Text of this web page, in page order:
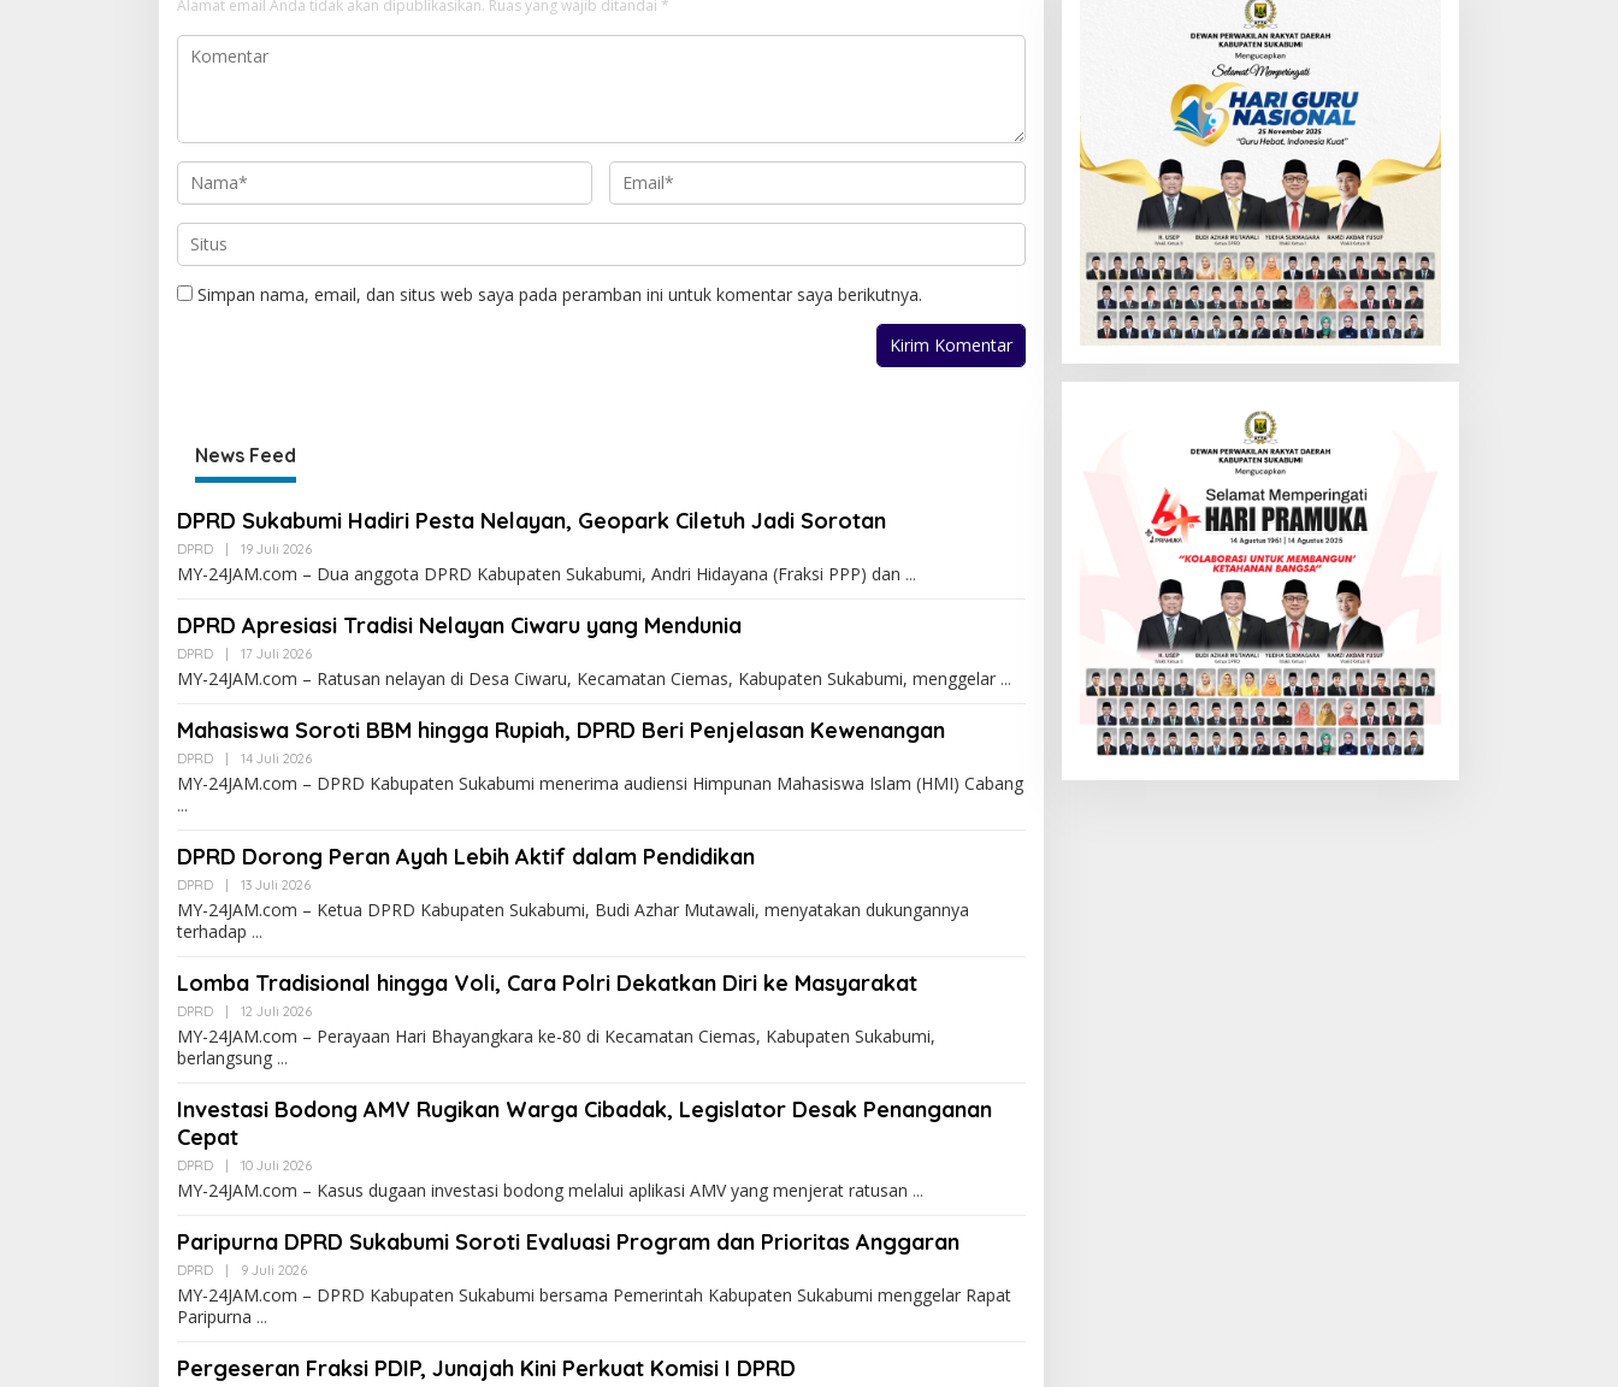
Alamat email Anda tidak akan dipublikasikan. Ruas yang wajib ditandai *
Simpan nama, email, dan situs web saya pada peramban ini untuk komentar saya berikutnya.
News Feed
DPRD Sukabumi Hadiri Pesta Nelayan, Geopark Ciletuh Jadi Sorotan
DPRD | 19 Juli 2026
MY-24JAM.com – Dua anggota DPRD Kabupaten Sukabumi, Andri Hidayana (Fraksi PPP) dan
DPRD Apresiasi Tradisi Nelayan Ciwaru yang Mendunia
DPRD | 17 Juli 2026
MY-24JAM.com – Ratusan nelayan di Desa Ciwaru, Kecamatan Ciemas, Kabupaten Sukabumi, menggelar
Mahasiswa Soroti BBM hingga Rupiah, DPRD Beri Penjelasan Kewenangan
DPRD | 14 Juli 2026
MY-24JAM.com – DPRD Kabupaten Sukabumi menerima audiensi Himpunan Mahasiswa Islam (HMI) Cabang
DPRD Dorong Peran Ayah Lebih Aktif dalam Pendidikan
DPRD | 13 Juli 2026
MY-24JAM.com – Ketua DPRD Kabupaten Sukabumi, Budi Azhar Mutawali, menyatakan dukungannya
terhadap
Lomba Tradisional hingga Voli, Cara Polri Dekatkan Diri ke Masyarakat
DPRD | 12 Juli 2026
MY-24JAM.com – Perayaan Hari Bhayangkara ke-80 di Kecamatan Ciemas, Kabupaten Sukabumi,
berlangsung
Investasi Bodong AMV Rugikan Warga Cibadak, Legislator Desak Penanganan
Cepat
DPRD | 10 Juli 2026
MY-24JAM.com – Kasus dugaan investasi bodong melalui aplikasi AMV yang menjerat ratusan
Paripurna DPRD Sukabumi Soroti Evaluasi Program dan Prioritas Anggaran
DPRD | 9 Juli 2026
MY-24JAM.com – DPRD Kabupaten Sukabumi bersama Pemerintah Kabupaten Sukabumi menggelar Rapat
Paripurna
Pergeseran Fraksi PDIP, Junajah Kini Perkuat Komisi I DPRD